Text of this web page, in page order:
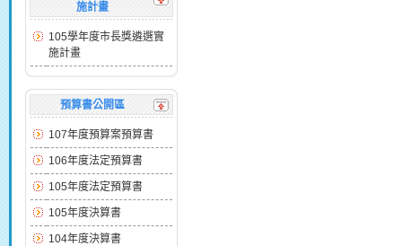
施計畫
105學年度市長獎遴選實
施計畫
預算書公開區
107年度預算案預算書
106年度法定預算書
105年度法定預算書
105年度決算書
104年度決算書